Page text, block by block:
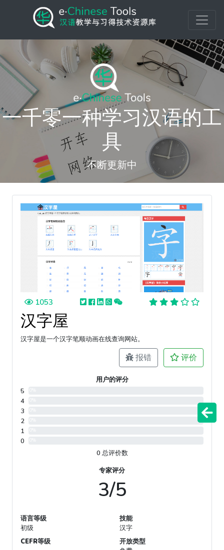
一千零一种学习汉语的工
具
不断更新中
1053
汉字屋
汉字屋是一个汉字笔顺动画在线查询网站。
报错 评价
用户的评分
5
4
3
2
1
0
0 总评价数
专家评分
3/5
语言等级
初级
CEFR等级
技能
汉字
开放类型